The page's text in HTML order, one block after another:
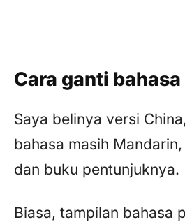
Cara ganti
Saya belinya versi
bahasa masih
dan buku pentunjuknya.
Biasa, tampilan bahasa